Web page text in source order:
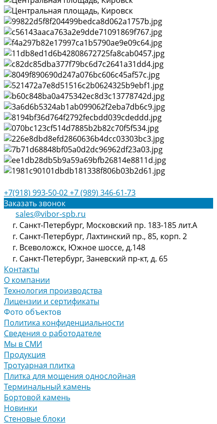
+7(918) 993-50-02+7 (989) 346-61-73
Заказать звонок
sales@vibor-spb.ru
г. Санкт-Петербург, Московский пр. 183-185 лит.А
г. Санкт-Петербург, Лахтинский пр., 85, корп. 2
г. Всеволожск, Южное шоссе, д.148
г. Санкт-Петербург, Заневский пр-кт, д. 65
Контакты
О компании
Технология производства
Лицензии и сертификаты
Фото объектов
Политика конфиденциальности
Сведения о работодателе
Мы в СМИ
Продукция
Тротуарная плитка
Плитка для мощения однослойная
Терминальный камень
Бортовой камень
Новинки
Стеновые блоки